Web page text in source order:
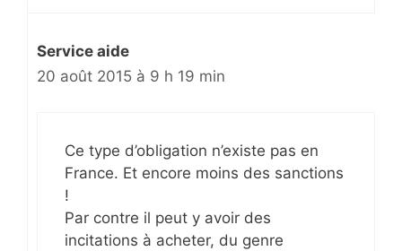
Service aide
20 août 2015 à 9 h 19 min
Ce type d’obligation n’existe pas en
France. Et encore moins des sanctions
!
Par contre il peut y avoir des
incitations à acheter, du genre